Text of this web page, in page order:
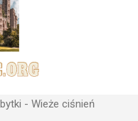
- Wieże ciśnień